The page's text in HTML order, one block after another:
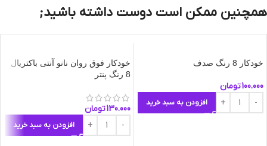
همچنین ممکن است دوست داشته باشید;
خودکار 8 رنگ صدف
100.000تومان
افزودن به سبد خرید
خودکار فوق روان نانو آنتی باکتریال
8 رنگ پنتر
130.000تومان
افزودن به سبد خرید